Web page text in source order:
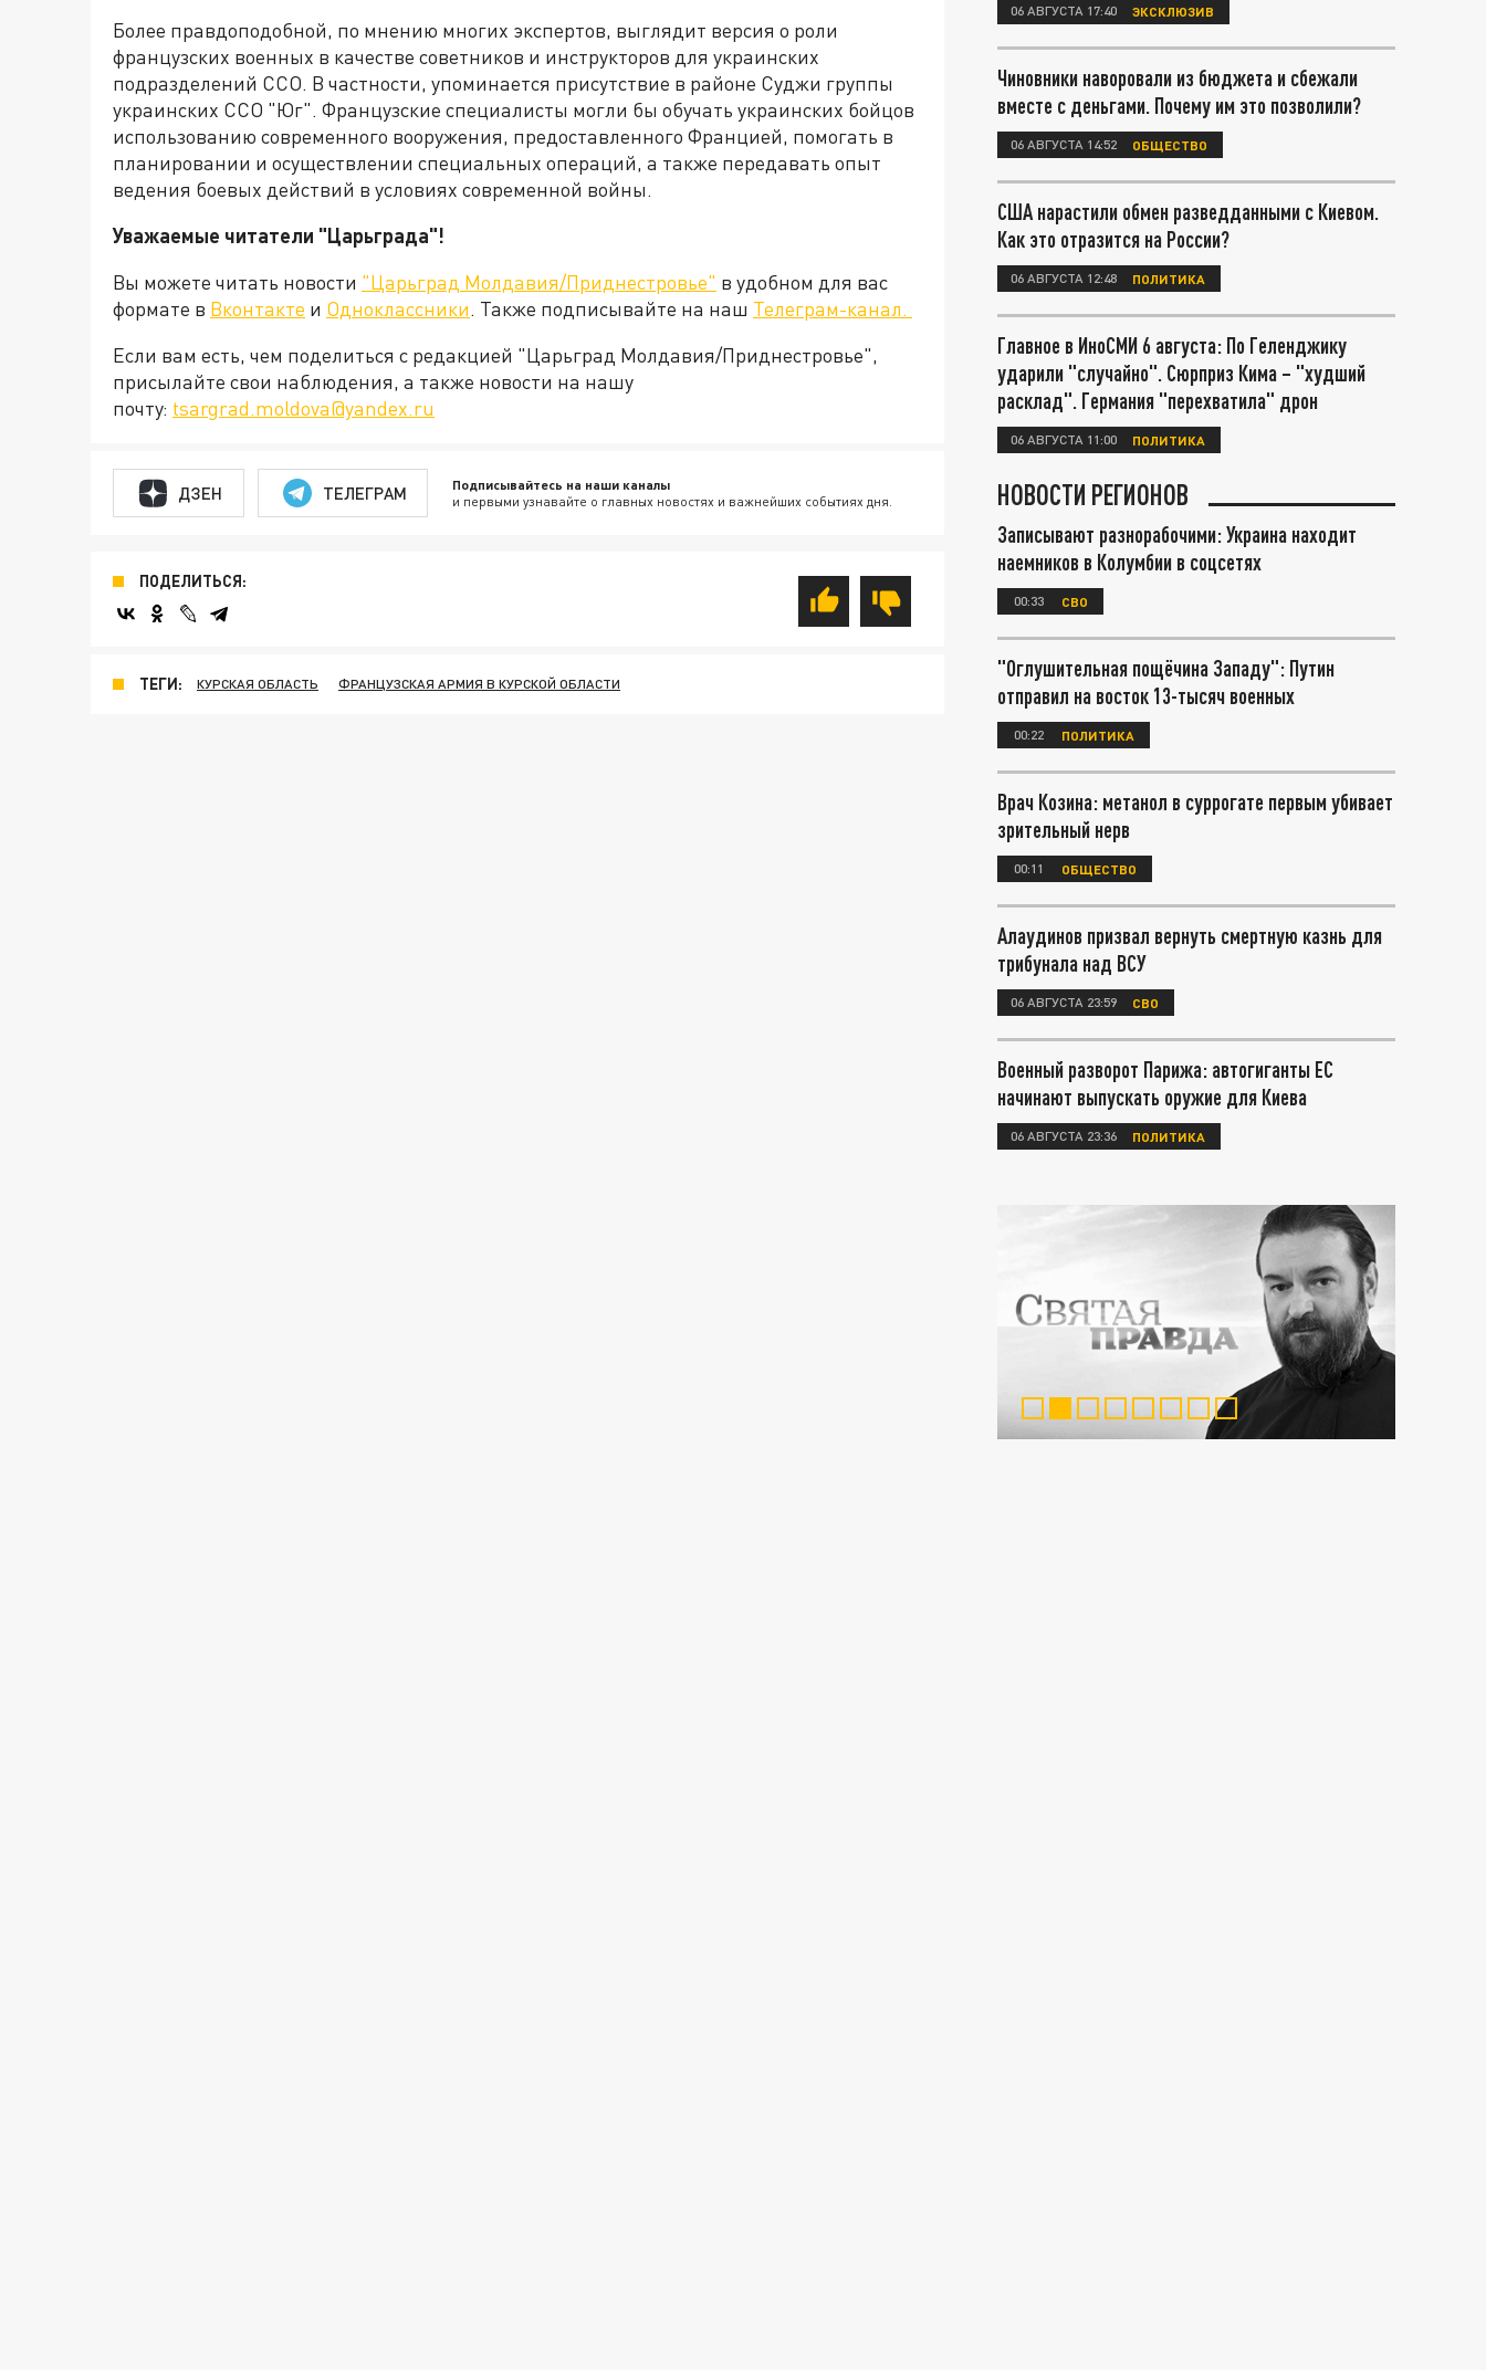
Более правдоподобной, по мнению многих экспертов, выглядит версия о роли
французских военных в качестве советников и инструкторов для украинских
подразделений ССО. В частности, упоминается присутствие в районе Суджи группы
украинских ССО "Юг". Французские специалисты могли бы обучать украинских бойцов
использованию современного вооружения, предоставленного Францией, помогать в
планировании и осуществлении специальных операций, а также передавать опыт
ведения боевых действий в условиях современной войны.
Уважаемые читатели "Царьграда"!
Вы можете читать новости "Царьград Молдавия/Приднестровье" в удобном для вас
формате в Вконтакте и Одноклассники. Также подписывайте на наш Телеграм-канал.
Если вам есть, чем поделиться с редакцией "Царьград Молдавия/Приднестровье",
присылайте свои наблюдения, а также новости на нашу
почту: tsargrad.moldova@yandex.ru
ДЗЕН ТЕЛЕГРАМ Подписывайтесь на наши каналы
и первыми узнавайте о главных новостях и важнейших событиях дня.
ПОДЕЛИТЬСЯ:
ТЕГИ: КУРСКАЯ ОБЛАСТЬ ФРАНЦУЗСКАЯ АРМИЯ В КУРСКОЙ ОБЛАСТИ
06 АВГУСТА 17:40 ЭКСКЛЮЗИВ
Чиновники наворовали из бюджета и сбежали
вместе с деньгами. Почему им это позволили?
06 АВГУСТА 14:52 ОБЩЕСТВО
США нарастили обмен разведданными с Киевом.
Как это отразится на России?
06 АВГУСТА 12:48 ПОЛИТИКА
Главное в ИноСМИ 6 августа: По Геленджику
ударили "случайно". Сюрприз Кима – "худший
расклад". Германия "перехватила" дрон
06 АВГУСТА 11:00 ПОЛИТИКА
НОВОСТИ РЕГИОНОВ
Записывают разнорабочими: Украина находит
наемников в Колумбии в соцсетях
00:33 СВО
"Оглушительная пощёчина Западу": Путин
отправил на восток 13-тысяч военных
00:22 ПОЛИТИКА
Врач Козина: метанол в суррогате первым убивает
зрительный нерв
00:11 ОБЩЕСТВО
Алаудинов призвал вернуть смертную казнь для
трибунала над ВСУ
06 АВГУСТА 23:59 СВО
Военный разворот Парижа: автогиганты ЕС
начинают выпускать оружие для Киева
06 АВГУСТА 23:36 ПОЛИТИКА